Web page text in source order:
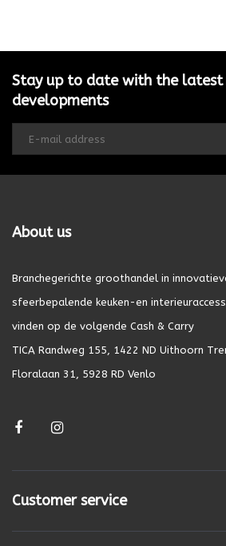
Stay up to date with the latest
developments
About us
Branchegerichte groothandel in
sfeerbepalende keuken-en
vinden op de volgende Cash & Carry
TICA Randweg 155, 1422 ND Uithoorn
Floralaan 31, 5928 RD Venlo
Customer service